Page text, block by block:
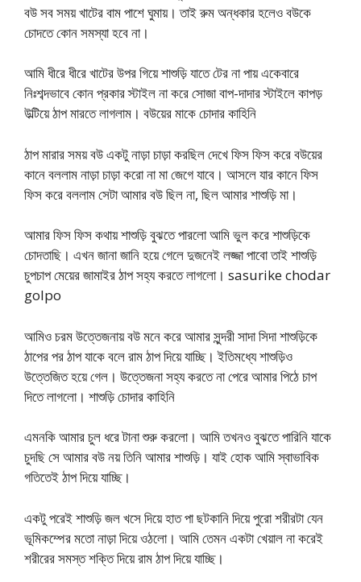
বউ সব সময় খাটের বাম পাশে ঘুমায়। তাই রুম অন্ধকার হলেও বউকে
চোদতে কোন সমস্যা হবে না।
আমি ধীরে ধীরে খাটের উপর গিয়ে শাশুড়ি যাতে টের না পায় একেবারে
নিঃশব্দভাবে কোন প্রকার স্টাইল না করে সোজা বাপ-দাদার স্টাইলে কাপড়
উল্টিয়ে ঠাপ মারতে লাগলাম। বউয়ের মাকে চোদার কাহিনি
ঠাপ মারার সময় বউ একটু নাড়া চাড়া করছিল দেখে ফিস ফিস করে বউয়ের
কানে বললাম নাড়া চাড়া করো না মা জেগে যাবে। আসলে যার কানে ফিস
ফিস করে বললাম সেটা আমার বউ ছিল না, ছিল আমার শাশুড়ি মা।
আমার ফিস ফিস কথায় শাশুড়ি বুঝতে পারলো আমি ভুল করে শাশুড়িকে
চোদতাছি। এখন জানা জানি হয়ে গেলে দুজনেই লজ্জা পাবো তাই শাশুড়ি
চুপচাপ মেয়ের জামাইর ঠাপ সহ্য করতে লাগলো। sasurike chodar
golpo
আমিও চরম উত্তেজনায় বউ মনে করে আমার সুন্দরী সাদা সিদা শাশুড়িকে
ঠাপের পর ঠাপ যাকে বলে রাম ঠাপ দিয়ে যাচ্ছি। ইতিমধ্যে শাশুড়িও
উত্তেজিত হয়ে গেল। উত্তেজনা সহ্য করতে না পেরে আমার পিঠে চাপ
দিতে লাগলো। শাশুড়ি চোদার কাহিনি
এমনকি আমার চুল ধরে টানা শুরু করলো। আমি তখনও বুঝতে পারিনি যাকে
চুদছি সে আমার বউ নয় তিনি আমার শাশুড়ি। যাই হোক আমি স্বাভাবিক
গতিতেই ঠাপ দিয়ে যাচ্ছি।
একটু পরেই শাশুড়ি জল খসে দিয়ে হাত পা ছটকানি দিয়ে পুরো শরীরটা যেন
ভূমিকম্পের মতো নাড়া দিয়ে ওঠলো। আমি তেমন একটা খেয়াল না করেই
শরীরের সমস্ত শক্তি দিয়ে রাম ঠাপ দিয়ে যাচ্ছি।